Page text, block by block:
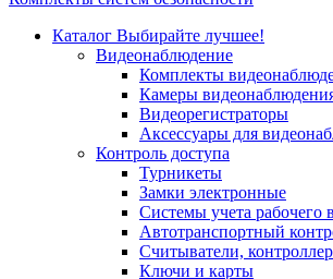
Каталог Выбирайте лучшее!
Видеонаблюдение
Комплекты
Камеры
Видеорегистраторы
Аксессуары для
Контроль доступа
Турникеты
Замки электронные
Системы учета рабочего
Автотранспортный
Считыватели,
Ключи и карты